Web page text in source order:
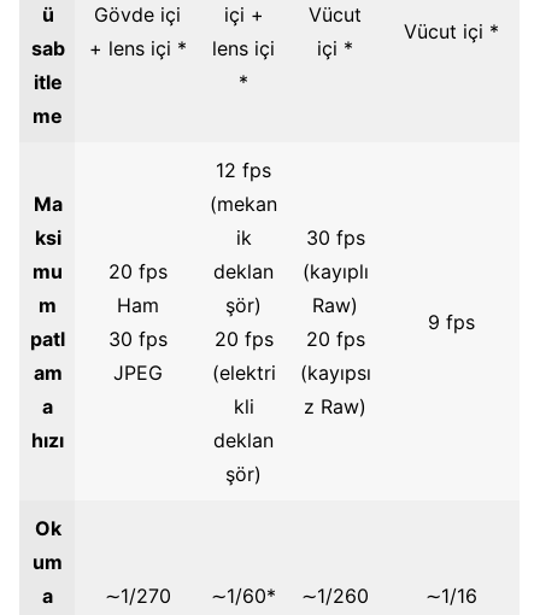
ü
sab
itle
me
Gövde içi
+ lens içi *
içi +
lens içi
*
Vücut
içi *
Vücut içi *
Ma
ksi
mu
m
patl
am
a
hızı
20 fps
Ham
30 fps
JPEG
12 fps
(mekan
ik
deklan
şör)
20 fps
(elektri
kli
deklan
şör)
30 fps
(kayıplı
Raw)
20 fps
(kayıpsı
z Raw)
9 fps
Ok
um
a
∼1/270 ∼1/60* ∼1/260 ∼1/16